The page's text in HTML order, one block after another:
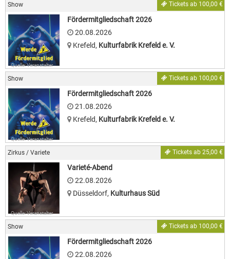
Show Tickets ab 100,00 €
Quelle: Veranstalter
Fördermitgliedschaft 2026
20.08.2026
Krefeld, Kulturfabrik Krefeld e. V.
Show Tickets ab 100,00 €
Quelle: Veranstalter
Fördermitgliedschaft 2026
21.08.2026
Krefeld, Kulturfabrik Krefeld e. V.
Zirkus / Variete Tickets ab 25,00 €
Quelle: Veranstalter
Varieté-Abend
22.08.2026
Düsseldorf, Kulturhaus Süd
Show Tickets ab 100,00 €
Fördermitgliedschaft 2026
22.08.2026